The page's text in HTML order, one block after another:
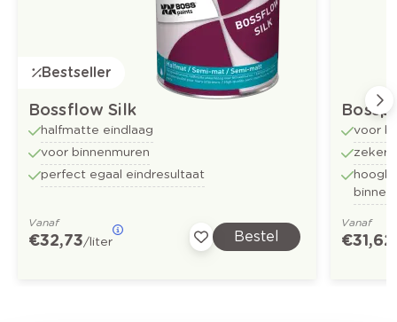
Bestseller
Bossflow Silk
halfmatte eindlaag
voor binnenmuren
perfect egaal eindresultaat
Vanaf
€ 32,73/liter Bestel
voor
Vanaf
€ 31,62